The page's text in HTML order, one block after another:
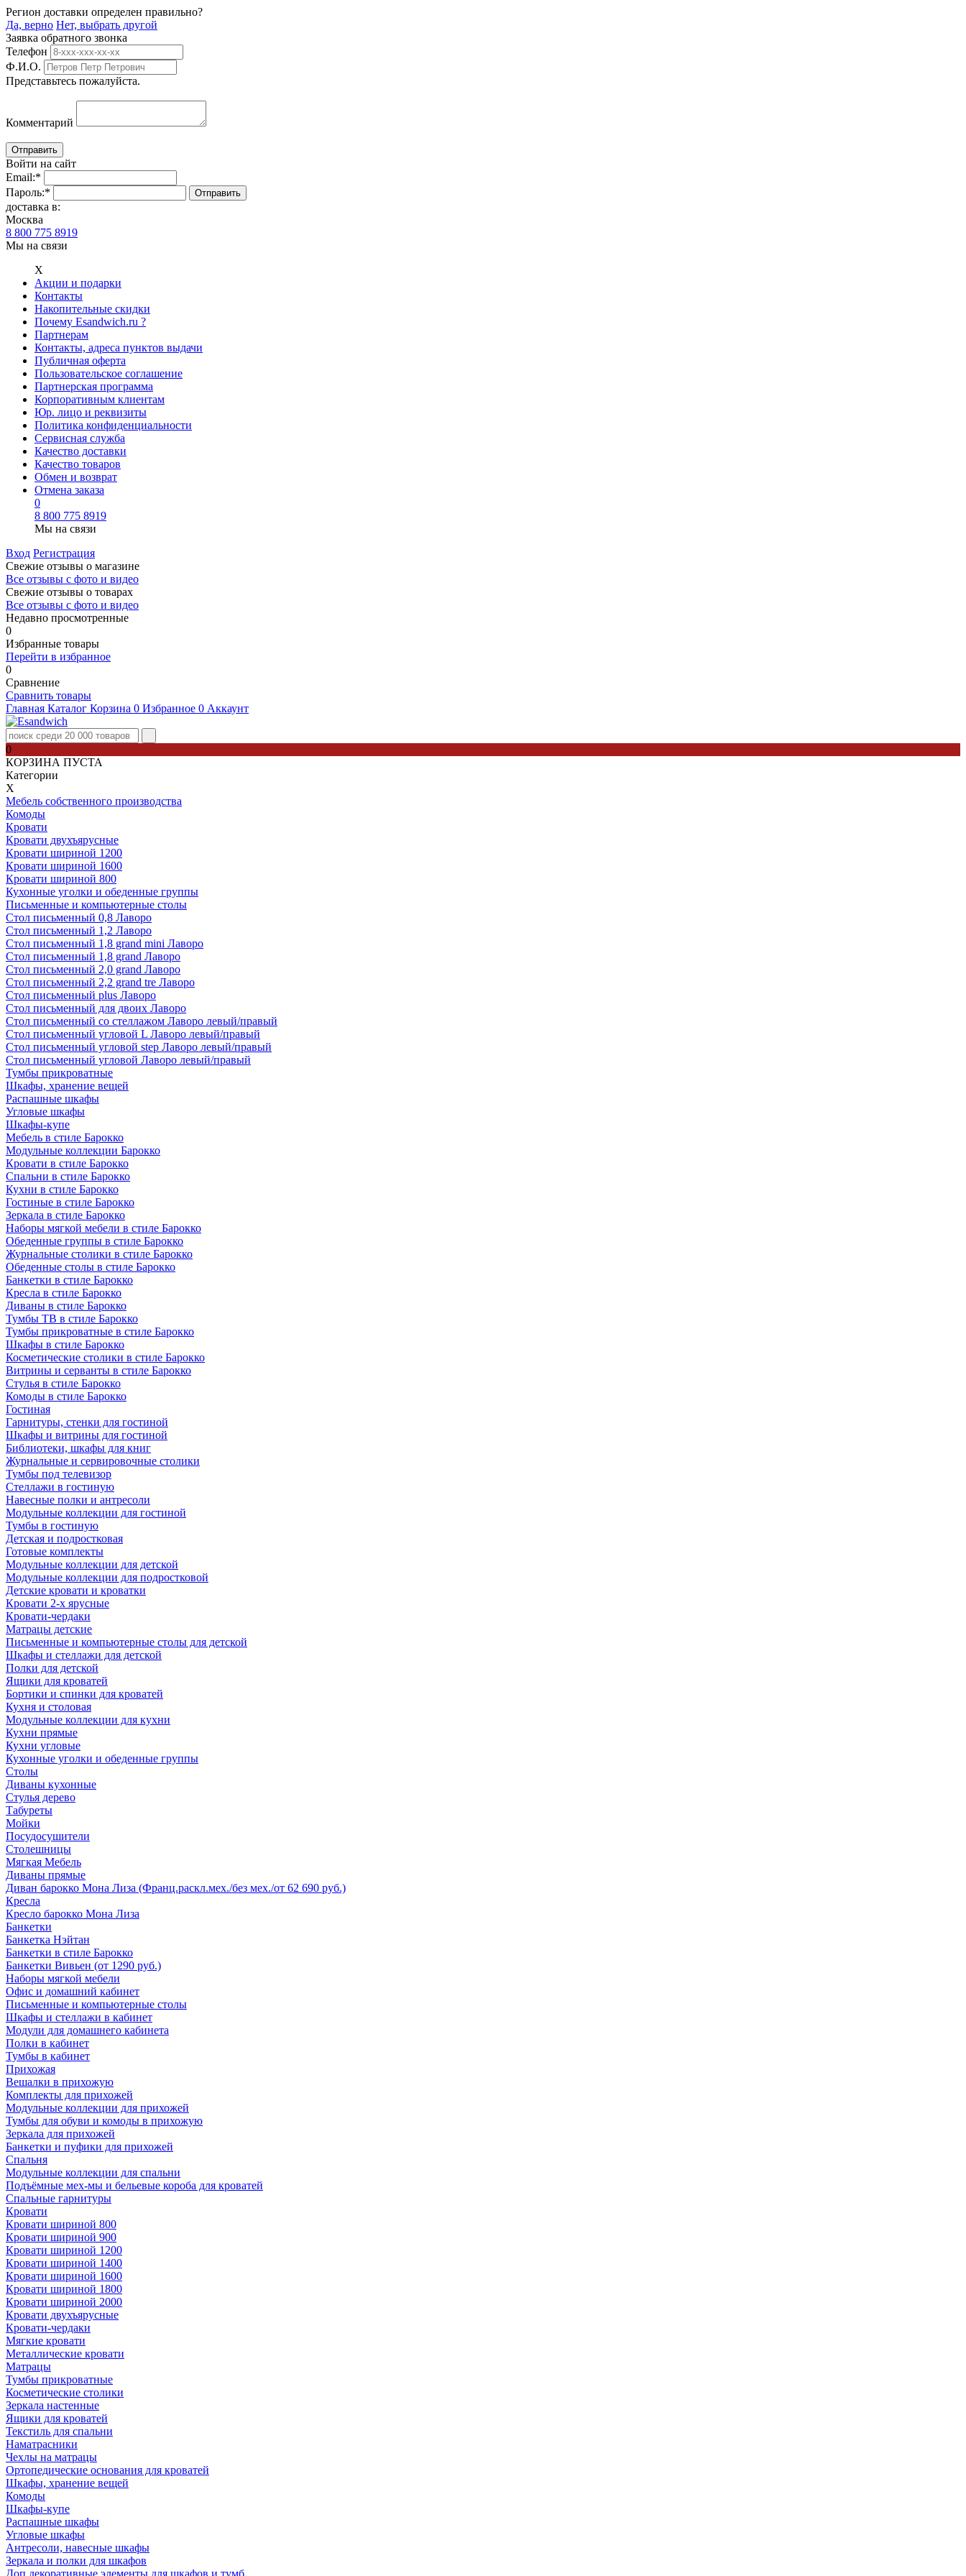
Регион доставки определен правильно?
Да, верно Нет, выбрать другой
Заявка обратного звонка
Телефон
Ф.И.О.
Представьтесь пожалуйста.
Комментарий
Войти на сайт
Email:*
Пароль:*
доставка в:
Москва
8 800 775 8919
Мы на связи
Х
Акции и подарки
Контакты
Накопительные скидки
Почему Esandwich.ru ?
Партнерам
Контакты, адреса пунктов выдачи
Публичная оферта
Пользовательское соглашение
Партнерская программа
Корпоративным клиентам
Юр. лицо и реквизиты
Политика конфиденциальности
Сервисная служба
Качество доставки
Качество товаров
Обмен и возврат
Отмена заказа
0
8 800 775 8919
Мы на связи
Вход Регистрация
Свежие отзывы о магазине
Все отзывы с фото и видео
Свежие отзывы о товарах
Все отзывы c фото и видео
Недавно просмотренные
0
Избранные товары
Перейти в избранное
0
Сравнение
Сравнить товары
Главная Каталог Корзина 0 Избранное 0 Аккаунт
0
КОРЗИНА ПУСТА
Категории
Х
Мебель собственного производства
Комоды
Кровати
Кровати двухъярусные
Кровати шириной 1200
Кровати шириной 1600
Кровати шириной 800
Кухонные уголки и обеденные группы
Письменные и компьютерные столы
Стол письменный 0,8 Лаворо
Стол письменный 1,2 Лаворо
Стол письменный 1,8 grand mini Лаворо
Стол письменный 1,8 grand Лаворо
Стол письменный 2,0 grand Лаворо
Стол письменный 2,2 grand tre Лаворо
Стол письменный plus Лаворо
Стол письменный для двоих Лаворо
Стол письменный со стеллажом Лаворо левый/правый
Стол письменный угловой L Лаворо левый/правый
Стол письменный угловой step Лаворо левый/правый
Стол письменный угловой Лаворо левый/правый
Тумбы прикроватные
Шкафы, хранение вещей
Распашные шкафы
Угловые шкафы
Шкафы-купе
Мебель в стиле Барокко
Модульные коллекции Барокко
Кровати в стиле Барокко
Спальни в стиле Барокко
Кухни в стиле Барокко
Гостиные в стиле Барокко
Зеркала в стиле Барокко
Наборы мягкой мебели в стиле Барокко
Обеденные группы в стиле Барокко
Журнальные столики в стиле Барокко
Обеденные столы в стиле Барокко
Банкетки в стиле Барокко
Кресла в стиле Барокко
Диваны в стиле Барокко
Тумбы ТВ в стиле Барокко
Тумбы прикроватные в стиле Барокко
Шкафы в стиле Барокко
Косметические столики в стиле Барокко
Витрины и серванты в стиле Барокко
Стулья в стиле Барокко
Комоды в стиле Барокко
Гостиная
Гарнитуры, стенки для гостиной
Шкафы и витрины для гостиной
Библиотеки, шкафы для книг
Журнальные и сервировочные столики
Тумбы под телевизор
Стеллажи в гостиную
Навесные полки и антресоли
Модульные коллекции для гостиной
Тумбы в гостиную
Детская и подростковая
Готовые комплекты
Модульные коллекции для детской
Модульные коллекции для подростковой
Детские кровати и кроватки
Кровати 2-х ярусные
Кровати-чердаки
Матрацы детские
Письменные и компьютерные столы для детской
Шкафы и стеллажи для детской
Полки для детской
Ящики для кроватей
Бортики и спинки для кроватей
Кухня и столовая
Модульные коллекции для кухни
Кухни прямые
Кухни угловые
Кухонные уголки и обеденные группы
Столы
Диваны кухонные
Стулья дерево
Табуреты
Мойки
Посудосушители
Столешницы
Мягкая Мебель
Диваны прямые
Диван барокко Мона Лиза (Франц.раскл.мех./без мех./от 62 690 руб.)
Кресла
Кресло барокко Мона Лиза
Банкетки
Банкетка Нэйтан
Банкетки в стиле Барокко
Банкетки Вивьен (от 1290 руб.)
Наборы мягкой мебели
Офис и домашний кабинет
Письменные и компьютерные столы
Шкафы и стеллажи в кабинет
Модули для домашнего кабинета
Полки в кабинет
Тумбы в кабинет
Прихожая
Вешалки в прихожую
Комплекты для прихожей
Модульные коллекции для прихожей
Тумбы для обуви и комоды в прихожую
Зеркала для прихожей
Банкетки и пуфики для прихожей
Спальня
Модульные коллекции для спальни
Подъёмные мех-мы и бельевые короба для кроватей
Спальные гарнитуры
Кровати
Кровати шириной 800
Кровати шириной 900
Кровати шириной 1200
Кровати шириной 1400
Кровати шириной 1600
Кровати шириной 1800
Кровати шириной 2000
Кровати двухъярусные
Кровати-чердаки
Мягкие кровати
Металлические кровати
Матрацы
Тумбы прикроватные
Косметические столики
Зеркала настенные
Ящики для кроватей
Текстиль для спальни
Наматрасники
Чехлы на матрацы
Ортопедические основания для кроватей
Шкафы, хранение вещей
Комоды
Шкафы-купе
Распашные шкафы
Угловые шкафы
Антресоли, навесные шкафы
Зеркала и полки для шкафов
Доп.декоративные элементы для шкафов и тумб